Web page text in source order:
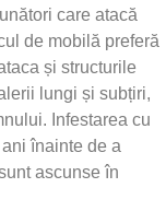
care atacă
de mobilă preferă
și structurile
lungi și subțiri,
Infestarea cu
înainte de a
ascunse în